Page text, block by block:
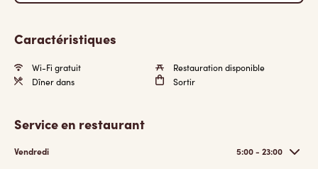
Caractéristiques
Wi-Fi gratuit
Restauration disponible
Dîner dans
Sortir
Service en restaurant
Vendredi 5:00 - 23:00